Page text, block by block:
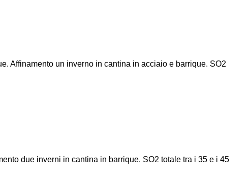
Affinamento un inverno in cantina in acciaio e barrique. SO2
due inverni in cantina in barrique. SO2 totale tra i 35 e i 45